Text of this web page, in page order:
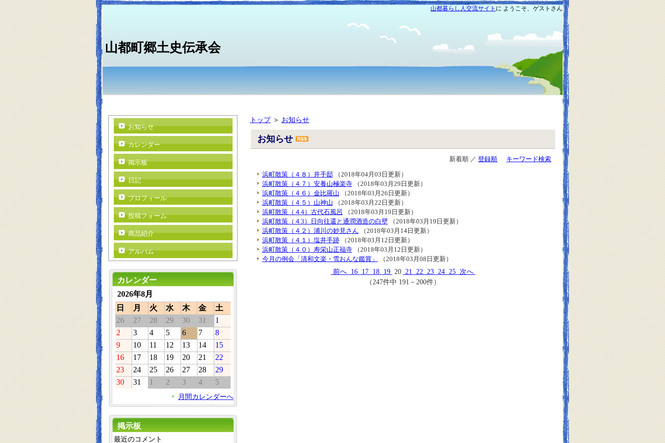
山都暮らし人交流サイト に ようこそ、ゲストさん
山都町郷土史伝承会
トップ＞ お知らせ
お知らせ
新着順 ／登録順 キーワード検索
浜町散策（４８）井手邸（2018年04月03日更新）
浜町散策（４７）安養山極楽寺（2018年03月29日更新）
浜町散策（４６）金比羅山 （2018年03月26日更新）
浜町散策（４５）山神山 （2018年03月22日更新）
浜町散策（４4）古代石風呂
（2018年03月19日更新）
浜町散策（４3）日向往還と通潤酒造の白壁（2018年03月19日更新）
浜町散策（４２）浦川の妙見さん （2018年03月14日更新）
浜町散策（４１）塩井手跡（2018年03月12日更新）
浜町散策（４０）寿栄山正福寺（2018年03月12日更新）
今月の例会「清和文楽・雪おんな鑑賞」
（2018年03月08日更新）
前へ 16 17 18 19 20 21 22 23 24 25 次へ
（247件中 191－200件）
お知らせ
カレンダー
掲示板
日記
プロフィール
投稿フォーム
商品紹介
アルバム
カレンダー
2026年8月
日
月 火 水 木 金
土
26
27 28 29 30 31
1
2
3 4 5 6 7
8
9
10 11 12 13 14
15
16
17 18 19 20 21
22
23
24 25 26 27 28
29
30
31 1 2 3 4 5
月間カレンダーへ
掲示板
最近のコメント